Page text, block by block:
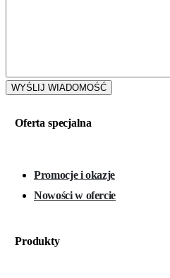
Oferta specjalna
Promocje i okazje
Nowości w ofercie
Produkty